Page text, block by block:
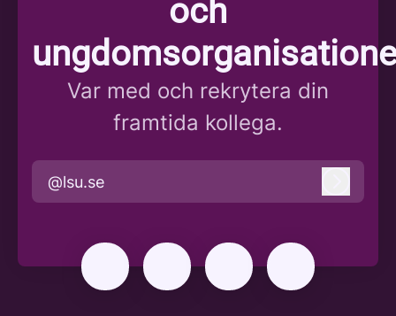
och
Var med och rekrytera din
framtida kollega.
@lsu.se